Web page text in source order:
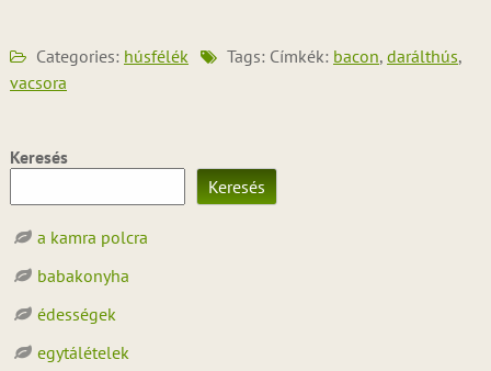
Categories: húsfélék Tags: Címkék: bacon, darálthús,
vacsora
Keresés
Keresés
a kamra polcra
babakonyha
édességek
egytálételek